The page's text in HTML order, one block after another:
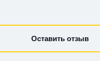
Оставить отзыв